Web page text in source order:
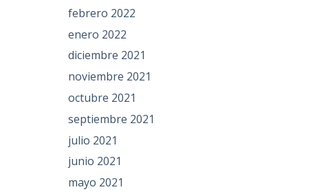
febrero 2022
enero 2022
diciembre 2021
noviembre 2021
octubre 2021
septiembre 2021
julio 2021
junio 2021
mayo 2021